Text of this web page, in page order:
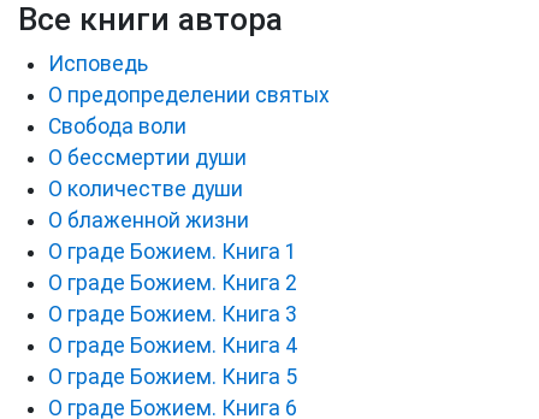
Все книги автора
Исповедь
О предопределении святых
Свобода воли
О бессмертии души
О количестве души
О блаженной жизни
О граде Божием. Книга 1
О граде Божием. Книга 2
О граде Божием. Книга 3
О граде Божием. Книга 4
О граде Божием. Книга 5
О граде Божием. Книга 6